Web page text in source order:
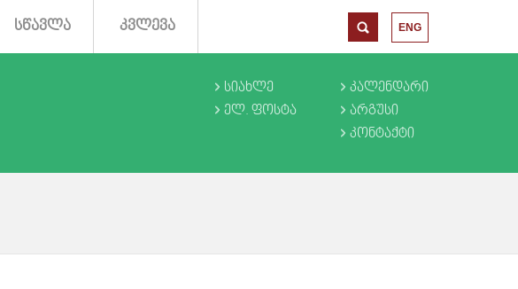
ᲡᲬᲐᲕᲚᲐ ᲙᲕᲚᲔᲕᲐ ENG
ᲡᲘᲐᲮᲚᲔ
ᲔᲚ. ᲤᲝᲡᲢᲐ
ᲙᲐᲚᲔᲜᲓᲐᲠᲘ
ᲐᲠᲒᲣᲡᲘ
ᲙᲝᲜᲢᲐᲥᲢᲘ